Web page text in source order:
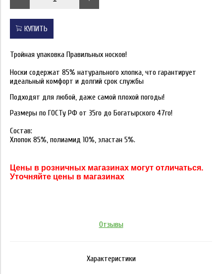
КУПИТЬ
Тройная упаковка Правильных носков!
Носки содержат 85% натурального хлопка, что гарантирует
идеальный комфорт и долгий срок службы
Подходят для любой, даже самой плохой погоды!
Размеры по ГОСТу РФ от 35го до Богатырского 47го!
Состав:
Хлопок 85%, полиамид 10%, эластан 5%.
Цены в розничных магазинах могут отличаться.
Уточняйте цены в магазинах
Отзывы
Характеристики